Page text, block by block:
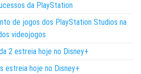
da PlayStation
de jogos dos PlayStation Studios na
videojogos
2 estreia hoje no Disney+
estreia hoje no Disney+